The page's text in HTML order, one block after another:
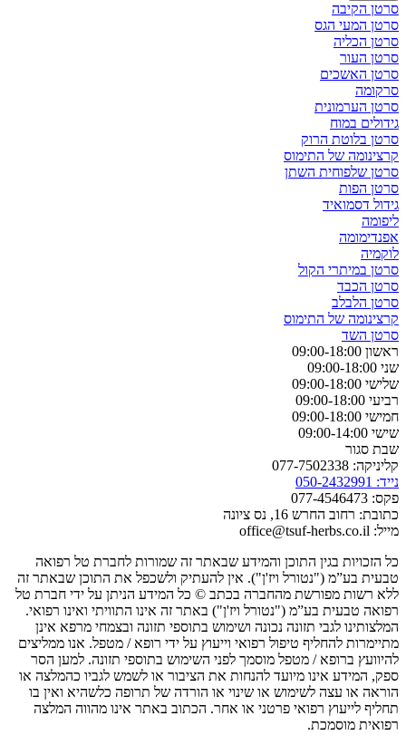
סרטן הקיבה
סרטן המעי הגס
סרטן הכליה
סרטן העור
סרטן האשכים
סרקומה
סרטן הערמונית
גידולים במוח
סרטן בלוטת הרוק
קרצינומה של התימוס
סרטן שלפוחית השתן
סרטן הפות
גידול דסמואיד
ליפומה
אפנדימומה
לוקמיה
סרטן במיתרי הקול
סרטן הכבד
סרטן הלבלב
קרצינומה של התימוס
סרטן השד
ראשון 09:00-18:00
שני 09:00-18:00
שלישי 09:00-18:00
רביעי 09:00-18:00
חמישי 09:00-18:00
שישי 09:00-14:00
שבת סגור
קליניקה: 077-7502338
נייד: 050-2432991
פקס: 077-4546473
כתובת: רחוב החרש 16, נס ציונה
מייל: office@tsuf-herbs.co.il
כל הזכויות בגין התוכן והמידע שבאתר זה שמורות לחברת טל רפואה
טבעית בע”מ ("נטורל ויז'ן"). אין להעתיק ולשכפל את התוכן שבאתר זה
ללא רשות מפורשת מהחברה בכתב © כל המידע הניתן על ידי חברת טל
רפואה טבעית בע”מ ("נטורל ויז'ן") באתר זה אינו התוויתי ואינו רפואי.
המלצותינו לגבי תזונה נכונה ושימוש בתוספי תזונה ובצמחי מרפא אינן
מתיימרות להחליף טיפול רפואי וייעוץ על ידי רופא / מטפל. אנו ממליצים
להיוועץ ברופא / מטפל מוסמך לפני השימוש בתוספי תזונה. למען הסר
ספק, המידע אינו מיועד להנחות את הציבור או לשמש לגביו כהמלצה או
הוראה או עצה לשימוש או שינוי או הורדה של תרופה כלשהיא ואין בו
תחליף לייעוץ רפואי פרטני או אחר. הכתוב באתר אינו מהווה המלצה
רפואית מוסמכת.